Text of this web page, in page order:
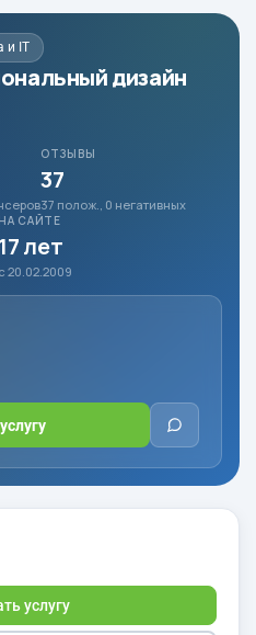
и IT
дизайн
ОТЗЫВЫ
37
37 полож., 0 негативных
НА САЙТЕ
17 лет
с 20.02.2009
услугу